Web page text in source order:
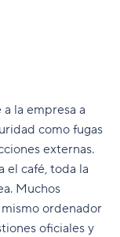
la empresa a
como fugas
externas.
el café, toda la
Muchos
ordenador
oficiales y